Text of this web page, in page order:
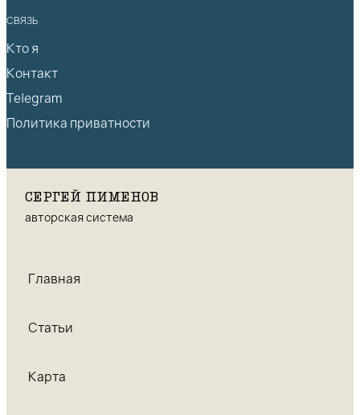
СВЯЗЬ
Кто я
Контакт
Telegram
Политика приватности
СЕРГЕЙ ПИМЕНОВ
авторская система
Главная
Статьи
Карта